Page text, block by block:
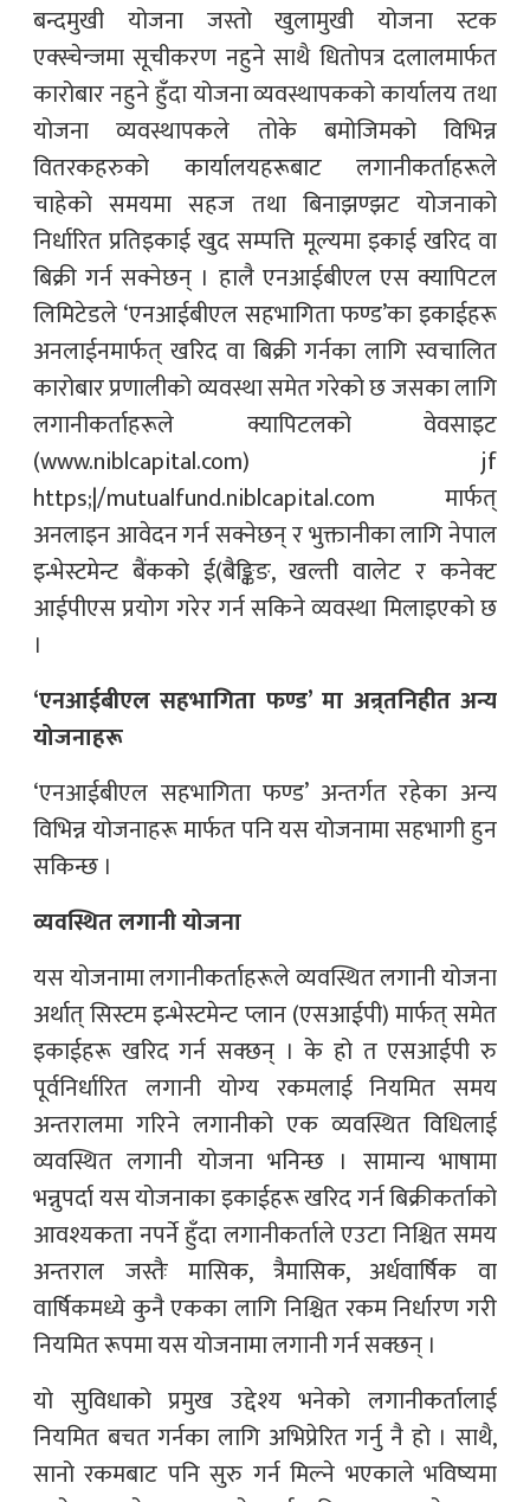
बन्दमुखी योजना जस्तो खुलामुखी योजना स्टक
एक्स्चेन्जमा सूचीकरण नहुने साथै धितोपत्र दलालमार्फत
कारोबार नहुने हुँदा योजना व्यवस्थापकको कार्यालय तथा
योजना व्यवस्थापकले तोके बमोजिमको विभिन्न
वितरकहरुको कार्यालयहरूबाट लगानीकर्ताहरूले
चाहेको समयमा सहज तथा बिनाझण्झट योजनाको
निर्धारित प्रतिइकाई खुद सम्पत्ति मूल्यमा इकाई खरिद वा
बिक्री गर्न सक्नेछन् । हालै एनआईबीएल एस क्यापिटल
लिमिटेडले ‘एनआईबीएल सहभागिता फण्ड’का इकाईहरू
अनलाईनमार्फत् खरिद वा बिक्री गर्नका लागि स्वचालित
कारोबार प्रणालीको व्यवस्था समेत गरेको छ जसका लागि
लगानीकर्ताहरूले क्यापिटलको वेवसाइट
(www.niblcapital.com) jf
https;|/mutualfund.niblcapital.com मार्फत्
अनलाइन आवेदन गर्न सक्नेछन् र भुक्तानीका लागि नेपाल
इन्भेस्टमेन्ट बैंकको ई(बैङ्किङ, खल्ती वालेट र कनेक्ट
आईपीएस प्रयोग गरेर गर्न सकिने व्यवस्था मिलाइएको छ
।
‘एनआईबीएल सहभागिता फण्ड’ मा अन्र्तनिहीत अन्य
योजनाहरू
‘एनआईबीएल सहभागिता फण्ड’ अन्तर्गत रहेका अन्य
विभिन्न योजनाहरू मार्फत पनि यस योजनामा सहभागी हुन
सकिन्छ ।
व्यवस्थित लगानी योजना
यस योजनामा लगानीकर्ताहरूले व्यवस्थित लगानी योजना
अर्थात् सिस्टम इन्भेस्टमेन्ट प्लान (एसआईपी) मार्फत् समेत
इकाईहरू खरिद गर्न सक्छन् । के हो त एसआईपी रु
पूर्वनिर्धारित लगानी योग्य रकमलाई नियमित समय
अन्तरालमा गरिने लगानीको एक व्यवस्थित विधिलाई
व्यवस्थित लगानी योजना भनिन्छ । सामान्य भाषामा
भन्नुपर्दा यस योजनाका इकाईहरू खरिद गर्न बिक्रीकर्ताको
आवश्यकता नपर्ने हुँदा लगानीकर्ताले एउटा निश्चित समय
अन्तराल जस्तैः मासिक, त्रैमासिक, अर्धवार्षिक वा
वार्षिकमध्ये कुनै एकका लागि निश्चित रकम निर्धारण गरी
नियमित रूपमा यस योजनामा लगानी गर्न सक्छन् ।
यो सुविधाको प्रमुख उद्देश्य भनेको लगानीकर्तालाई
नियमित बचत गर्नका लागि अभिप्रेरित गर्नु नै हो । साथै,
सानो रकमबाट पनि सुरु गर्न मिल्ने भएकाले भविष्यमा